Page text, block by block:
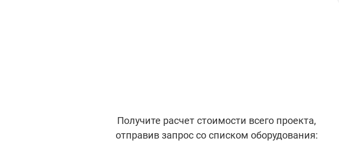
Получите расчет стоимости всего проекта,
отправив запрос со списком оборудования: